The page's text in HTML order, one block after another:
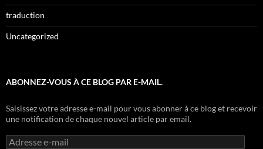
traduction
Uncategorized
ABONNEZ-VOUS À CE BLOG PAR E-MAIL.
Saisissez votre adresse e-mail pour vous abonner à ce blog et recevoir
une notification de chaque nouvel article par email.
Adresse